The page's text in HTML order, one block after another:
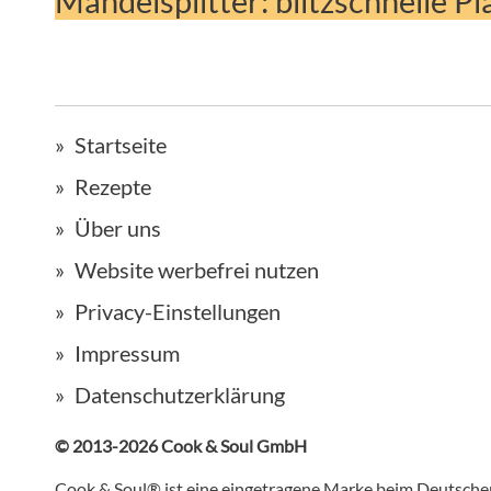
Startseite
Rezepte
Über uns
Website werbefrei nutzen
Privacy-Einstellungen
Impressum
Datenschutzerklärung
© 2013-2026 Cook & Soul GmbH